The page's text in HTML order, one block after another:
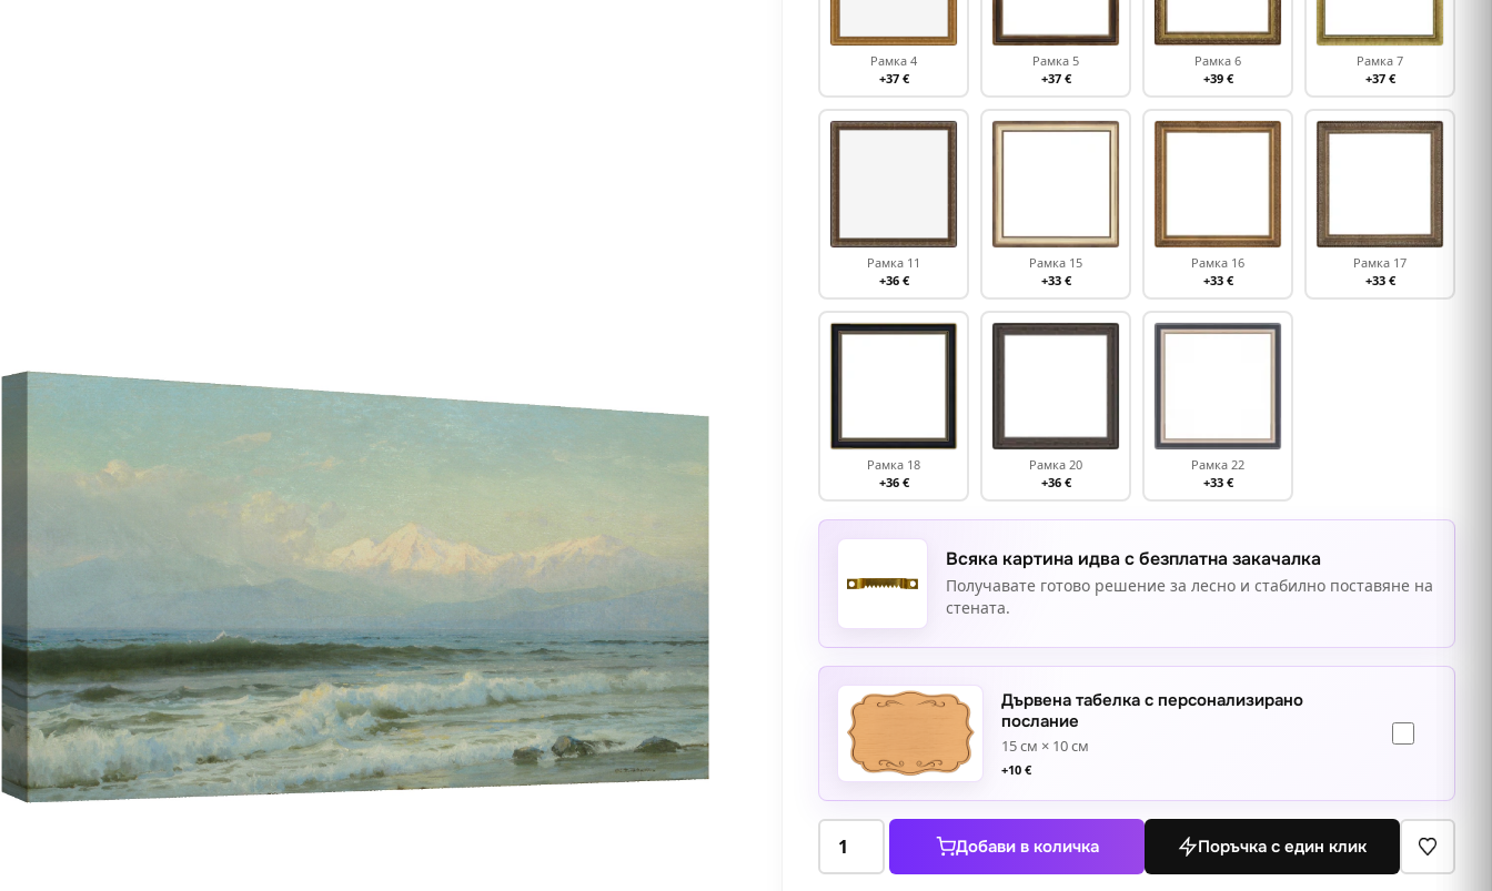
Рамка 4
+37 €
Рамка 5
+37 €
Рамка 6
+39 €
Рамка 7
+37 €
Рамка 11
+36 €
Рамка 15
+33 €
Рамка 16
+33 €
Рамка 17
+33 €
Рамка 18
+36 €
Рамка 20
+36 €
Рамка 22
+33 €
Всяка картина идва с безплатна закачалка
Получавате готово решение за лесно и стабилно поставяне на
стената.
Дървена табелка с персонализирано
послание
15 см × 10 см
+10 €
количество
Добави в количка Поръчка с един клик